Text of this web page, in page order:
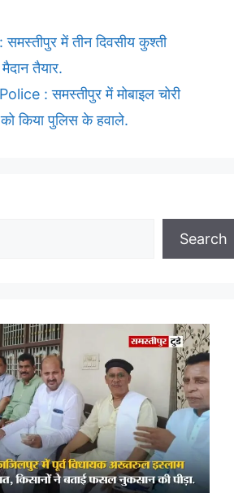
में तीन दिवसीय कुश्ती
तैयार.
: समस्तीपुर में मोबाइल चोरी
को किया पुलिस के हवाले.
Search